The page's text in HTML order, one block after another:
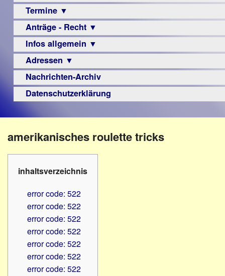
Termine ▼
Veranstaltungsprogramme
Anträge - Recht ▼
Archiv
Urteile
Infos allgemein ▼
Sehbehinderung
Frühförderung
Schule
–
Beruf
Hilfsmittel
-
PC
Adressen ▼
Augenoptiker
Berufsbildungswerke
Hörbüchereien
Reha-
Lehrer
Verbände
Nachrichten-Archiv
Datenschutzerklärung
amerikanisches roulette tricks
inhaltsverzeichnis
error code: 522
error code: 522
error code: 522
error code: 522
error code: 522
error code: 522
error code: 522